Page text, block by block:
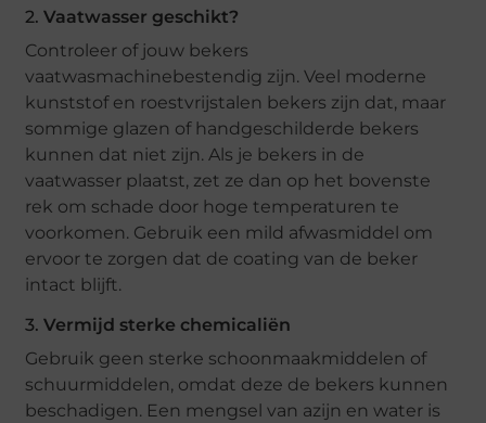
2.Vaatwasser geschikt?
Controleer of jouw bekers
vaatwasmachinebestendig zijn. Veel moderne
kunststof en roestvrijstalen bekers zijn dat, maar
sommige glazen of handgeschilderde bekers
kunnen dat niet zijn. Als je bekers in de
vaatwasser plaatst, zet ze dan op het bovenste
rek om schade door hoge temperaturen te
voorkomen. Gebruik een mild afwasmiddel om
ervoor te zorgen dat de coating van de beker
intact blijft.
3.Vermijd sterke chemicaliën
Gebruik geen sterke schoonmaakmiddelen of
schuurmiddelen, omdat deze de bekers kunnen
beschadigen. Een mengsel van azijn en water is